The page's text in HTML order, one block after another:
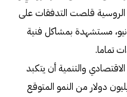
الروسية قلصت التدفقات على
مستشهدة بمشاكل فنية
تماما.
والتنمية أن يتكبد
العالمي خسائر قدرها 2.8 تريليون دولار من النمو المتوقع